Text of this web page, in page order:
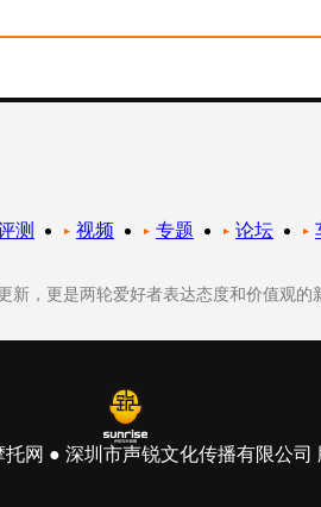
论坛
专题
视频
测
，更是两轮爱好者表达态度和价值观的
托网 ● 深圳市声锐文化传播有限公司